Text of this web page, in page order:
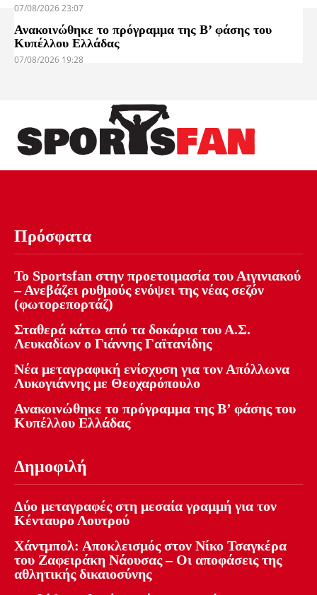
07/08/2026 23:07
Ανακοινώθηκε το πρόγραμμα της Β’ φάσης του
Κυπέλλου Ελλάδας
07/08/2026 19:28
Πρόσφατα
Το Sportsfan στην προετοιμασία του Αιγινιακού
– Ανεβάζει ρυθμούς ενόψει της νέας σεζόν
(φωτορεπορτάζ)
Σταθερά κάτω από τα δοκάρια του Α.Σ.
Λευκαδίων ο Γιάννης Γαϊτανίδης
Νέα μεταγραφική ενίσχυση για τον Απόλλωνα
Λυκογιάννης με Θεοχαρόπουλο
Ανακοινώθηκε το πρόγραμμα της Β’ φάσης του
Κυπέλλου Ελλάδας
Δημοφιλή
Δύο μεταγραφές στη μεσαία γραμμή για τον
Κένταυρο Λουτρού
Χάντμπολ: Αποκλεισμός στον Νίκο Τσαγκέρα
του Ζαφειράκη Νάουσας – Οι αποφάσεις της
αθλητικής δικαιοσύνης